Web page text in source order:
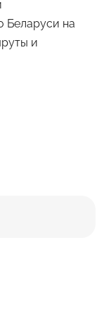
Беларуси на
и